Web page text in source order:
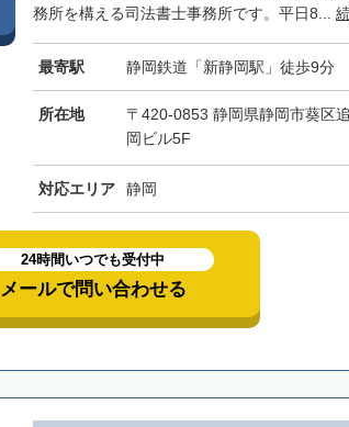
務所を構える司法書士事務所です。平日8...
最寄駅 静岡鉄道「新静岡駅」徒歩9分
所在地
〒420-0853 静岡県静岡市葵区
岡ビル5F
対応エリア 静岡
24時間いつでも受付中
メールで問い合わせる